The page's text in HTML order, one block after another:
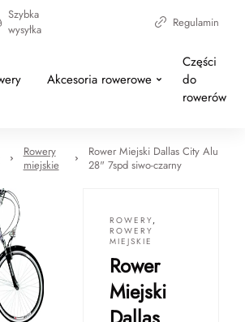
Szybka
wysyłka
Regulamin
Akcesoria rowerowe
Części
do
rowerów
Rowery
miejskie
Rower Miejski Dallas City Alu
28" 7spd siwo-czarny
ROWERY,
ROWERY
MIEJSKIE
Rower
Miejski